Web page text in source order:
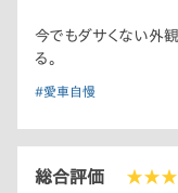
今でもダサくない外
る。
#愛車自慢
総合評価